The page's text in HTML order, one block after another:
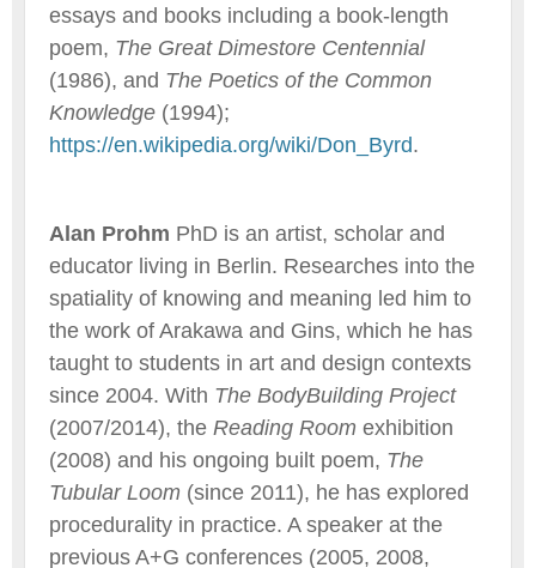
essays and books including a book-length
poem, The Great Dimestore Centennial
(1986), and The Poetics of the Common
Knowledge (1994);
https://en.wikipedia.org/wiki/Don_Byrd.
Alan Prohm PhD is an artist, scholar and
educator living in Berlin. Researches into the
spatiality of knowing and meaning led him to
the work of Arakawa and Gins, which he has
taught to students in art and design contexts
since 2004. With The BodyBuilding Project
(2007/2014), the Reading Room exhibition
(2008) and his ongoing built poem, The
Tubular Loom (since 2011), he has explored
procedurality in practice. A speaker at the
previous A+G conferences (2005, 2008,